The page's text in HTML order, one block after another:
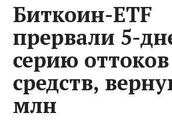
Биткоин-ETF
прервали 5-
серию оттоков
средств,
млн